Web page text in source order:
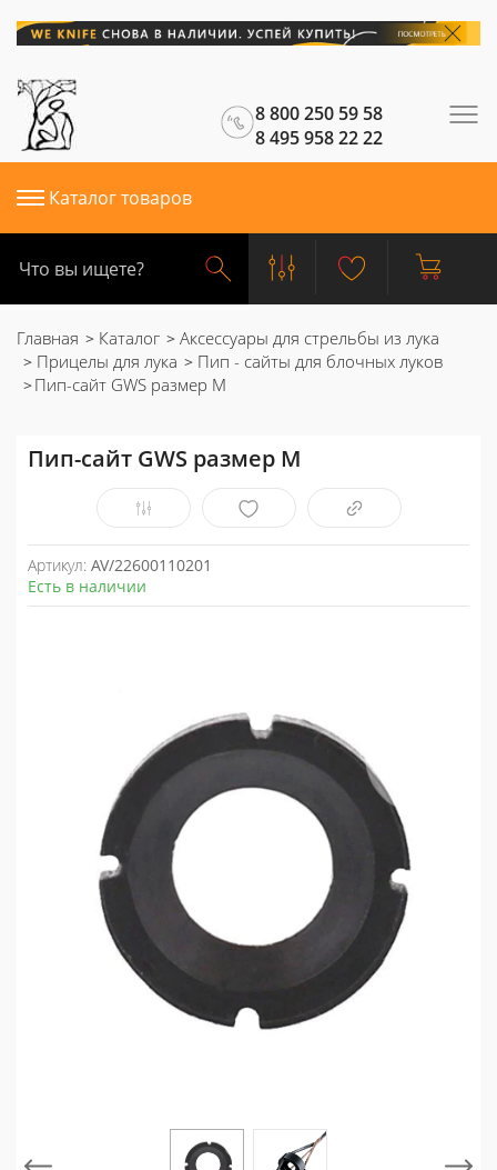
8 800 250 59 58
8 495 958 22 22
Каталог товаров
Главная Каталог
Аксессуары для стрельбы из лука
Прицелы для лука
Пип - сайты для блочных луков
Пип-сайт GWS размер M
Пип-сайт GWS размер M
Артикул: AV/22600110201
Есть в наличии